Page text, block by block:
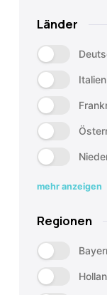
Länder
Italien
mehr anzeigen
Regionen